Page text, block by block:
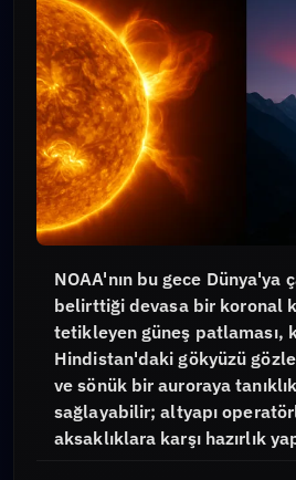
NOAA'nın bu gece Dünya'ya
belirttiği devasa bir koronal
tetikleyen güneş patlaması,
Hindistan'daki gökyüzü
ve sönük bir auroraya
sağlayabilir; altyapı
aksaklıklara karşı hazırlık